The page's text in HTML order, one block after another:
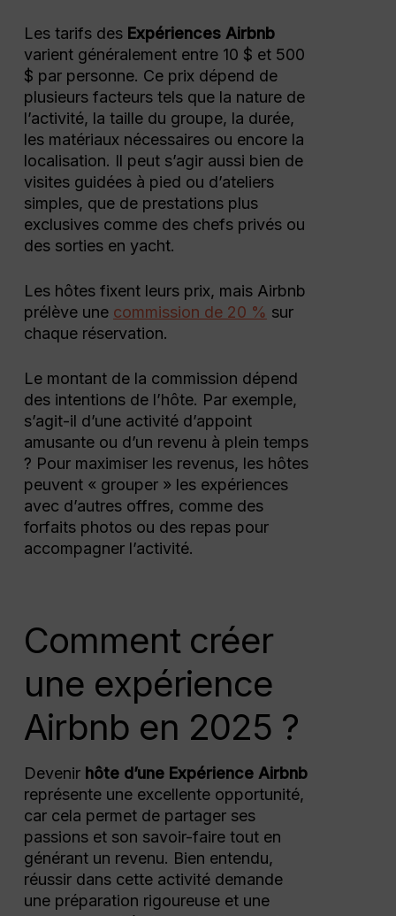
Les tarifs des Expériences Airbnb
varient généralement entre 10 $ et 500
$ par personne. Ce prix dépend de
plusieurs facteurs tels que la nature de
l’activité, la taille du groupe, la durée,
les matériaux nécessaires ou encore la
localisation. Il peut s’agir aussi bien de
visites guidées à pied ou d’ateliers
simples, que de prestations plus
exclusives comme des chefs privés ou
des sorties en yacht.
Les hôtes fixent leurs prix, mais Airbnb
prélève une commission de 20 % sur
chaque réservation.
Le montant de la commission dépend
des intentions de l’hôte. Par exemple,
s’agit-il d’une activité d’appoint
amusante ou d’un revenu à plein temps
? Pour maximiser les revenus, les hôtes
peuvent « grouper » les expériences
avec d’autres offres, comme des
forfaits photos ou des repas pour
accompagner l’activité.
Comment créer
une expérience
Airbnb en 2025 ?
Devenir hôte d’une Expérience Airbnb
représente une excellente opportunité,
car cela permet de partager ses
passions et son savoir-faire tout en
générant un revenu. Bien entendu,
réussir dans cette activité demande
une préparation rigoureuse et une